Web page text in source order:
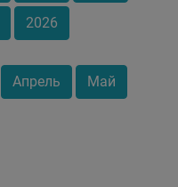
2026
Апрель Май